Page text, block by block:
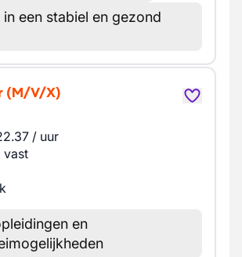
een stabiel en gezond
(M/V/X)
/ uur
vast
en